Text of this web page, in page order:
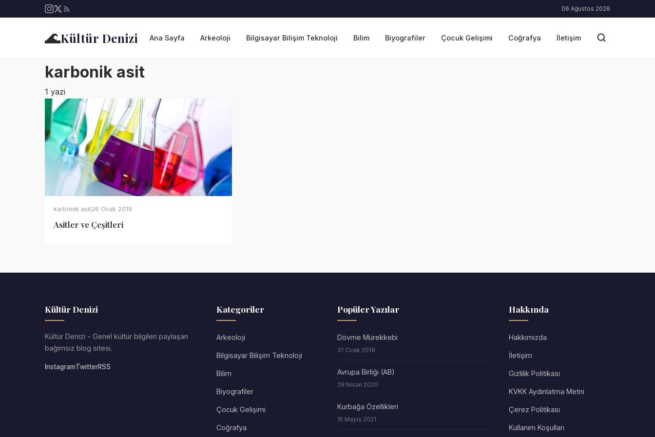
06 Ağustos 2026
🌊Kültür Denizi Ana Sayfa Arkeoloji Bilgisayar Bilişim Teknoloji Bilim Biyografiler Çocuk Gelişimi Coğrafya İletişim
karbonik asit
1 yazi
karbonik asit26 Ocak 2019
Asitler ve Çeşitleri
Kültür Denizi
Kültür Denizi - Genel kültür bilgileri paylaşan
bağımsız blog sitesi.
InstagramTwitterRSS
Kategoriler
Arkeoloji
Bilgisayar Bilişim Teknoloji
Bilim
Biyografiler
Çocuk Gelişimi
Coğrafya
Popüler Yazılar
Dövme Mürekkebi
31 Ocak 2019
Avrupa Birliği (AB)
29 Nisan 2020
Kurbağa Özellikleri
15 Mayıs 2021
Hakkında
Hakkımızda
İletişim
Gizlilik Politikası
KVKK Aydınlatma Metni
Çerez Politikası
Kullanım Koşulları